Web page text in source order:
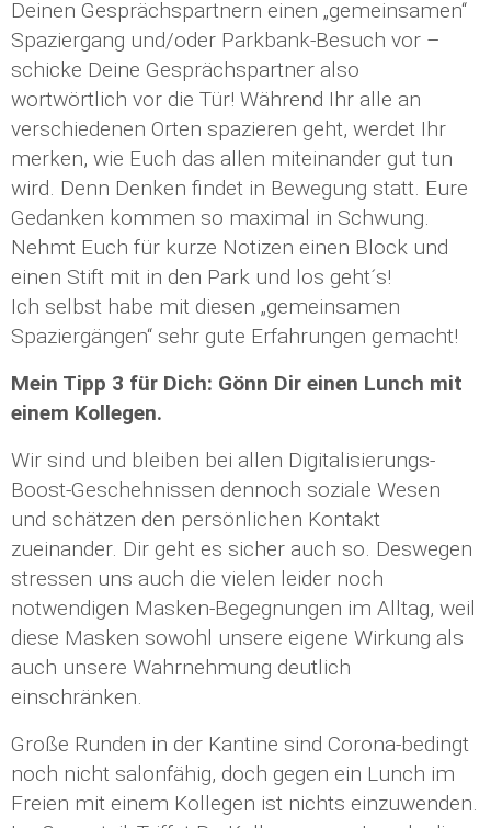
Deinen Gesprächspartnern einen „gemeinsamen“
Spaziergang und/oder Parkbank-Besuch vor –
schicke Deine Gesprächspartner also
wortwörtlich vor die Tür! Während Ihr alle an
verschiedenen Orten spazieren geht, werdet Ihr
merken, wie Euch das allen miteinander gut tun
wird. Denn Denken findet in Bewegung statt. Eure
Gedanken kommen so maximal in Schwung.
Nehmt Euch für kurze Notizen einen Block und
einen Stift mit in den Park und los geht´s!
Ich selbst habe mit diesen „gemeinsamen
Spaziergängen“ sehr gute Erfahrungen gemacht!
Mein Tipp 3 für Dich: Gönn Dir einen Lunch mit
einem Kollegen.
Wir sind und bleiben bei allen Digitalisierungs-
Boost-Geschehnissen dennoch soziale Wesen
und schätzen den persönlichen Kontakt
zueinander. Dir geht es sicher auch so. Deswegen
stressen uns auch die vielen leider noch
notwendigen Masken-Begegnungen im Alltag, weil
diese Masken sowohl unsere eigene Wirkung als
auch unsere Wahrnehmung deutlich
einschränken.
Große Runden in der Kantine sind Corona-bedingt
noch nicht salonfähig, doch gegen ein Lunch im
Freien mit einem Kollegen ist nichts einzuwenden.